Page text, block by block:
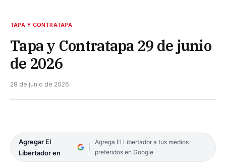
TAPA Y CONTRATAPA
Tapa y Contratapa 29 de junio
de 2026
28 de junio de 2026
Agregar El
Libertador en
Agrega El Libertador a tus medios
preferidos en Google